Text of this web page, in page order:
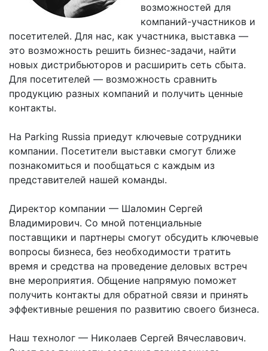
возможностей для
компаний-участников и
посетителей. Для нас, как участника, выставка —
это возможность решить бизнес-задачи, найти
новых дистрибьюторов и расширить сеть сбыта.
Для посетителей — возможность сравнить
продукцию разных компаний и получить ценные
контакты.
На Parking Russia приедут ключевые сотрудники
компании. Посетители выставки смогут ближе
познакомиться и пообщаться с каждым из
представителей нашей команды.
Директор компании — Шаломин Сергей
Владимирович. Со мной потенциальные
поставщики и партнеры смогут обсудить ключевые
вопросы бизнеса, без необходимости тратить
время и средства на проведение деловых встреч
вне мероприятия. Общение напрямую поможет
получить контакты для обратной связи и принять
эффективные решения по развитию своего бизнеса.
Наш технолог — Николаев Сергей Вячеславович.